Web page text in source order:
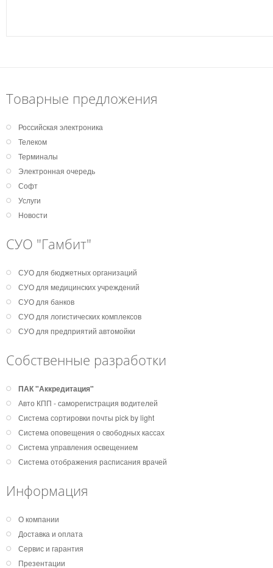
Товарные предложения
Российская электроника
Телеком
Терминалы
Электронная очередь
Софт
Услуги
Новости
СУО "Гамбит"
СУО для бюджетных организаций
СУО для медицинских учреждений
СУО для банков
СУО для логистических комплексов
СУО для предприятий автомойки
Собственные разработки
ПАК "Аккредитация"
Авто КПП - саморегистрация водителей
Система сортировки почты pick by light
Система оповещения о свободных кассах
Система управления освещением
Система отображения расписания врачей
Информация
О компании
Доставка и оплата
Сервис и гарантия
Презентации